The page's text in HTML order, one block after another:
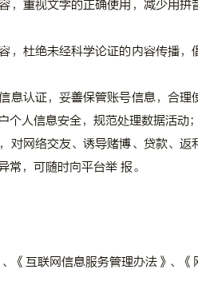
，重视文字的正确使用，减少用
，杜绝未经科学论证的内容传播
息认证，妥善保管账号信息，合
人信息安全，规范处理数据活动；
对网络交友、诱导赌博、贷款、
常，可随时向平台举 报。
《互联网信息服务管理办法》、《